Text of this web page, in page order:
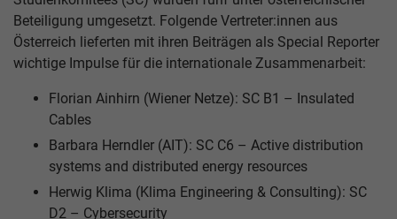
Beteiligung umgesetzt. Folgende Vertreter:innen aus
Österreich lieferten mit ihren Beiträgen als Special Reporter
wichtige Impulse für die internationale Zusammenarbeit:
Florian Ainhirn (Wiener Netze): SC B1 – Insulated
Cables
Barbara Herndler (AIT): SC C6 – Active distribution
systems and distributed energy resources
Herwig Klima (Klima Engineering & Consulting): SC
D2 – Cybersecurity